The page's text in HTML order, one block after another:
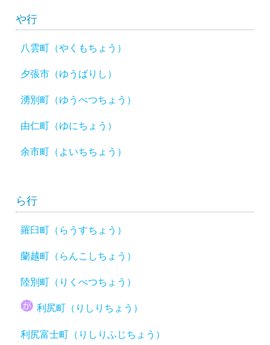
や行
八雲町（やくもちょう）
夕張市（ゆうばりし）
湧別町（ゆうべつちょう）
由仁町（ゆにちょう）
余市町（よいちちょう）
ら行
羅臼町（らうすちょう）
蘭越町（らんこしちょう）
陸別町（りくべつちょう）
利尻町（りしりちょう）
利尻富士町（りしりふじちょう）